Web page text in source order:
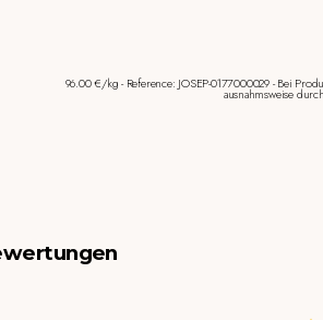
96.00 €/kg - Reference: JOSEP-0177000029 - Bei
ausnahmsweise